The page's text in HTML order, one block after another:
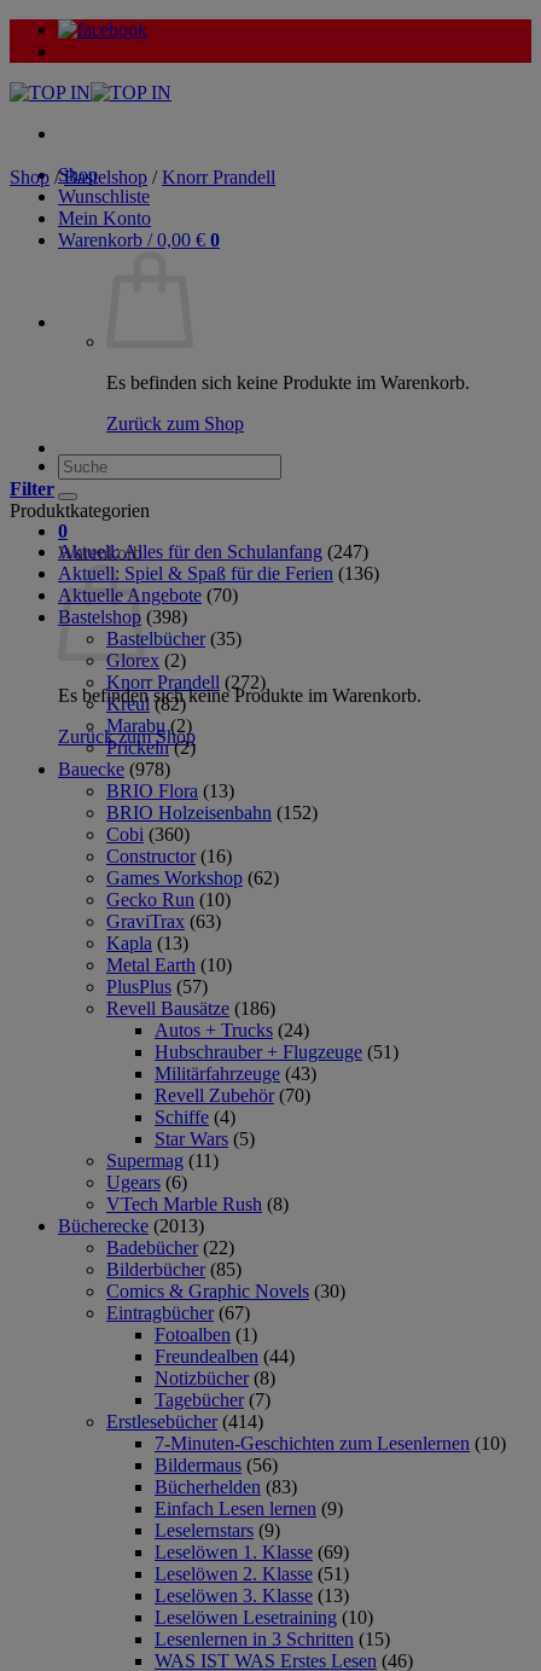
Zum
Inhalt
Shop
Wunschliste
Mein Konto
Warenkorb /0,00 € 0
Es befinden sich keine Produkte im Warenkorb.
Zurück zum Shop
Suche
nach:
0
Warenkorb
Es befinden sich keine Produkte im Warenkorb.
Zurück zum Shop
Shop / Bastelshop / Knorr Prandell
Filter
Produktkategorien
Aktuell: Alles für den Schulanfang (247)
Aktuell: Spiel & Spaß für die Ferien (136)
Aktuelle Angebote (70)
Bastelshop (398)
Bastelbücher (35)
Glorex (2)
Knorr Prandell (272)
Kreul (82)
Marabu (2)
Prickeln (2)
Bauecke (978)
BRIO Flora (13)
BRIO Holzeisenbahn (152)
Cobi (360)
Constructor (16)
Games Workshop (62)
Gecko Run (10)
GraviTrax (63)
Kapla (13)
Metal Earth (10)
PlusPlus (57)
Revell Bausätze (186)
Autos + Trucks (24)
Hubschrauber + Flugzeuge (51)
Militärfahrzeuge (43)
Revell Zubehör (70)
Schiffe (4)
Star Wars (5)
Supermag (11)
Ugears (6)
VTech Marble Rush (8)
Bücherecke (2013)
Badebücher (22)
Bilderbücher (85)
Comics & Graphic Novels (30)
Eintragbücher (67)
Fotoalben (1)
Freundealben (44)
Notizbücher (8)
Tagebücher (7)
Erstlesebücher (414)
7-Minuten-Geschichten zum Lesenlernen (10)
Bildermaus (56)
Bücherhelden (83)
Einfach Lesen lernen (9)
Leselernstars (9)
Leselöwen 1. Klasse (69)
Leselöwen 2. Klasse (51)
Leselöwen 3. Klasse (13)
Leselöwen Lesetraining (10)
Lesenlernen in 3 Schritten (15)
WAS IST WAS Erstes Lesen (46)